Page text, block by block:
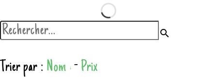
search
Trier par : Nom - Prix